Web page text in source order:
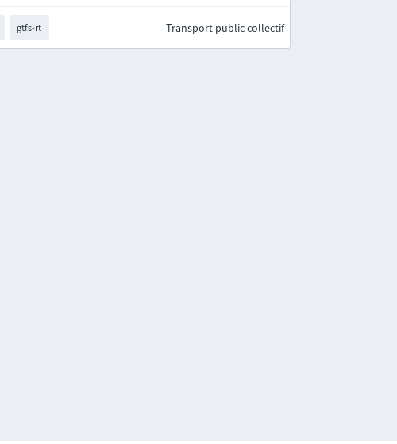
gtfs-rt Transport public collectif